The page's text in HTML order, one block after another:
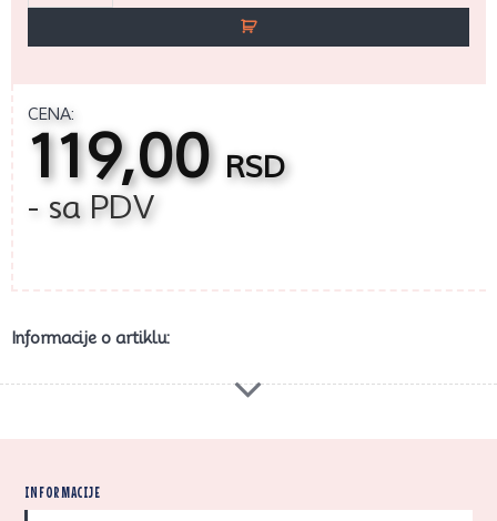
CENA:
119,00 RSD
- sa PDV
Informacije o artiklu:
INFORMACIJE